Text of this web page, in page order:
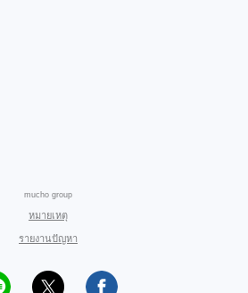
mucho group
หมายเหตุ
รายงานปัญหา